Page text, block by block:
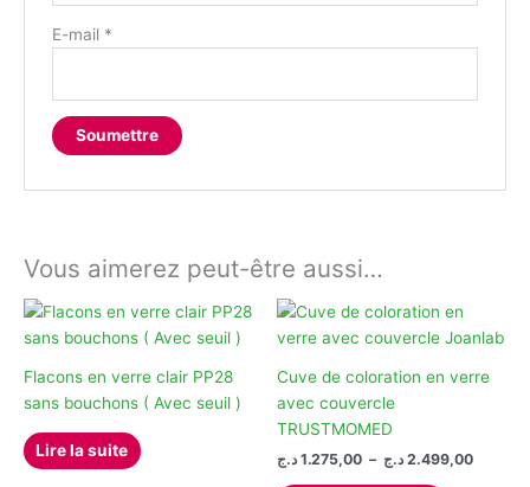
E-mail *
Vous aimerez peut-être aussi…
Flacons en verre clair PP28
sans bouchons ( Avec seuil )
Lire la suite
Cuve de coloration en verre
avec couvercle
TRUSTMOMED
1.275,00 د.ج – 2.499,00 د.ج
Plage